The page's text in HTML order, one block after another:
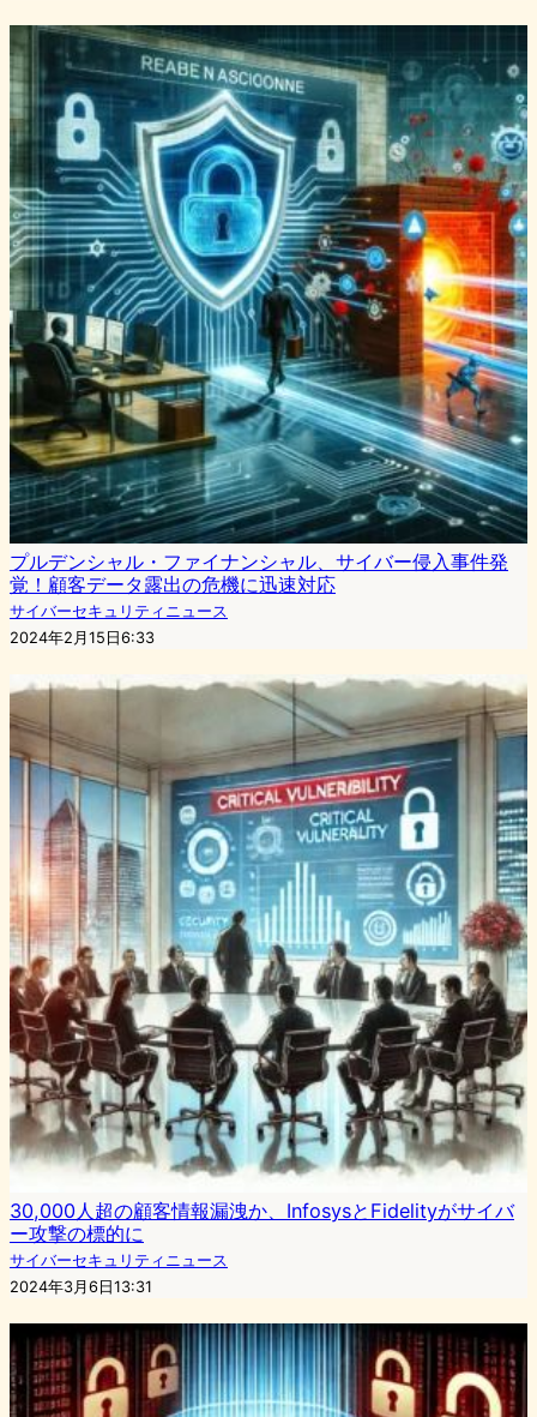
プルデンシャル・ファイナンシャル、サイバー侵入事件発
覚！顧客データ露出の危機に迅速対応
サイバーセキュリティニュース
2024年2月15日6:33
30,000人超の顧客情報漏洩か、InfosysとFidelityがサイバ
ー攻撃の標的に
サイバーセキュリティニュース
2024年3月6日13:31